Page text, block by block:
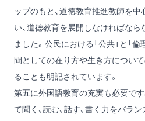
ップのもと、道徳教育推進教師を
い、道徳教育を展開しなければな
ました。公民における「公共」と「
間としての在り方や生き方につい
ることも明記されています。
第五に外国語教育の充実も必要で
て聞く、読む、話す、書く力をバラ